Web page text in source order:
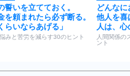
誓いを立てておく。
を頼まれたら必ず断る。
らいならあげる」
みと苦労を減らす30のヒント
どんな
他人を喜
人は、
人間関係の
ント